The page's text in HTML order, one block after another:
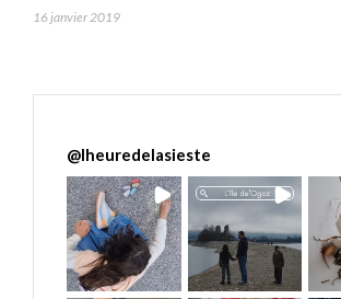
16 janvier 2019
@lheuredelasieste